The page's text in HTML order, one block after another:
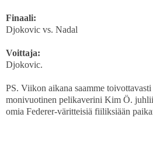
Finaali:
Djokovic vs. Nadal
Voittaja:
Djokovic.
PS. Viikon aikana saamme
monivuotinen pelikaverini Kim Ö.
omia Federer-väritteisiä fiiliksiään